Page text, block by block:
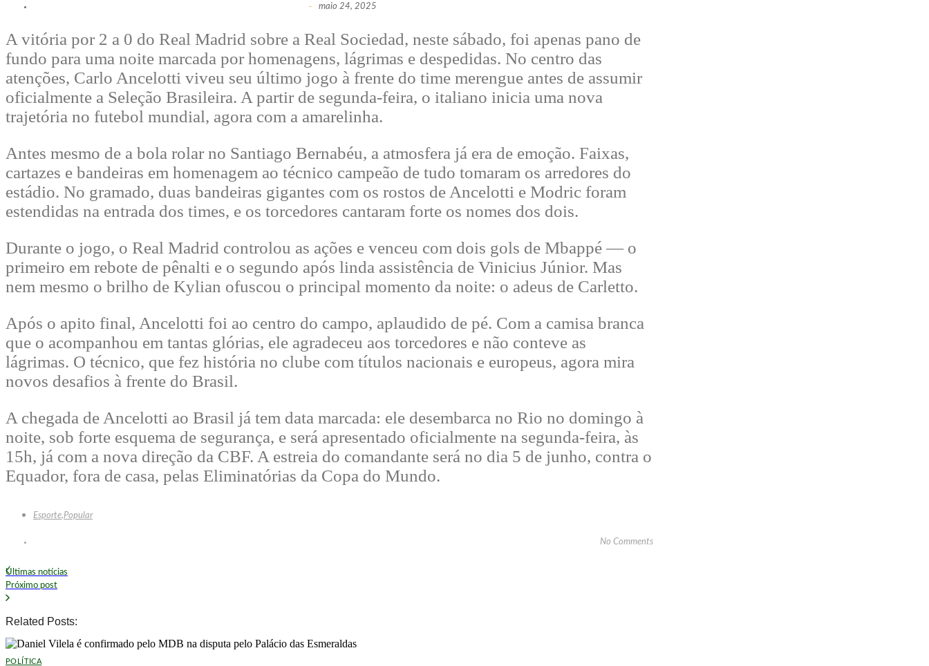
- maio 24, 2025
A vitória por 2 a 0 do Real Madrid sobre a Real Sociedad, neste sábado, foi apenas pano de
fundo para uma noite marcada por homenagens, lágrimas e despedidas. No centro das
atenções, Carlo Ancelotti viveu seu último jogo à frente do time merengue antes de assumir
oficialmente a Seleção Brasileira. A partir de segunda-feira, o italiano inicia uma nova
trajetória no futebol mundial, agora com a amarelinha.
Antes mesmo de a bola rolar no Santiago Bernabéu, a atmosfera já era de emoção. Faixas,
cartazes e bandeiras em homenagem ao técnico campeão de tudo tomaram os arredores do
estádio. No gramado, duas bandeiras gigantes com os rostos de Ancelotti e Modric foram
estendidas na entrada dos times, e os torcedores cantaram forte os nomes dos dois.
Durante o jogo, o Real Madrid controlou as ações e venceu com dois gols de Mbappé — o
primeiro em rebote de pênalti e o segundo após linda assistência de Vinicius Júnior. Mas
nem mesmo o brilho de Kylian ofuscou o principal momento da noite: o adeus de Carletto.
Após o apito final, Ancelotti foi ao centro do campo, aplaudido de pé. Com a camisa branca
que o acompanhou em tantas glórias, ele agradeceu aos torcedores e não conteve as
lágrimas. O técnico, que fez história no clube com títulos nacionais e europeus, agora mira
novos desafios à frente do Brasil.
A chegada de Ancelotti ao Brasil já tem data marcada: ele desembarca no Rio no domingo à
noite, sob forte esquema de segurança, e será apresentado oficialmente na segunda-feira, às
15h, já com a nova direção da CBF. A estreia do comandante será no dia 5 de junho, contra o
Equador, fora de casa, pelas Eliminatórias da Copa do Mundo.
Esporte,Popular
No Comments
Últimas notícias
Próximo post
Related Posts:
POLÍTICA